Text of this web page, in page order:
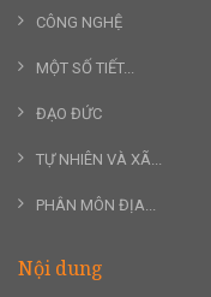
CÔNG NGHỆ
MỘT SỐ TIẾT...
ĐẠO ĐỨC
TỰ NHIÊN VÀ XÃ...
PHÂN MÔN ĐỊA...
Nội dung